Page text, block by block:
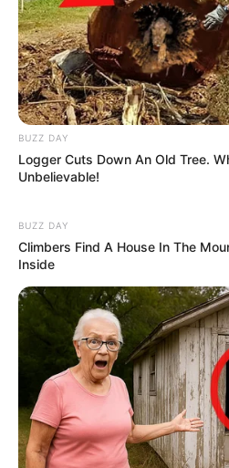
Ambyar! 10 Kalimat
Pakai Bahasa Jawa Ini Bikin
Fail! 10 Potret Makanan
Dimasak yang Bikin Kamu
Nggak Selera
BUZZ DAY
Logger Cuts Down An Old Tree.
Unbelievable!
BUZZ DAY
Climbers Find A House In The
Inside